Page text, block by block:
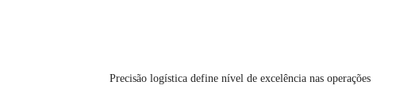
Precisão logística define nível de excelência nas operações